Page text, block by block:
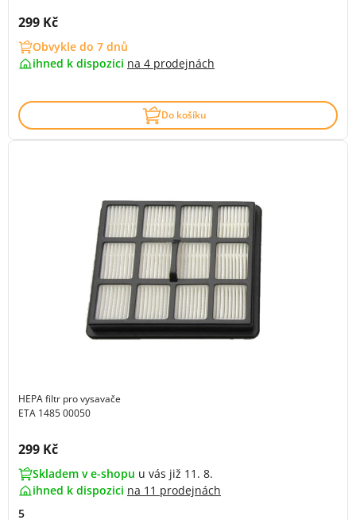
Cena s DPH:
299 Kč
Obvykle do 7 dnů
ihned k dispozici na 4 prodejnách
Do košíku
HEPA filtr pro vysavače
ETA 1485 00050
Cena s DPH:
299 Kč
Skladem v e-shopu u vás již 11. 8.
ihned k dispozici na 11 prodejnách
5